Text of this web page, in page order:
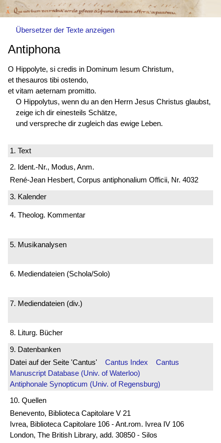
Übersetzer der Texte anzeigen
Antiphona
O Hippolyte, si credis in Dominum Iesum Christum,
et thesauros tibi ostendo,
et vitam aeternam promitto.
O Hippolytus, wenn du an den Herrn Jesus Christus glaubst,
zeige ich dir einesteils Schätze,
und verspreche dir zugleich das ewige Leben.
1. Text
2. Ident.-Nr., Modus, Anm.
René-Jean Hesbert, Corpus antiphonalium Officii, Nr. 4032
3. Kalender
4. Theolog. Kommentar
5. Musikanalysen
6. Mediendateien (Schola/Solo)
7. Mediendateien (div.)
8. Liturg. Bücher
9. Datenbanken
Datei auf der Seite 'Cantus' Cantus Index
Cantus
Manuscript Database (Univ. of Waterloo)
Antiphonale Synopticum (Univ. of Regensburg)
10. Quellen
Benevento, Biblioteca Capitolare V 21
Ivrea, Biblioteca Capitolare 106 - Ant.rom. Ivrea IV 106
London, The British Library, add. 30850 - Silos